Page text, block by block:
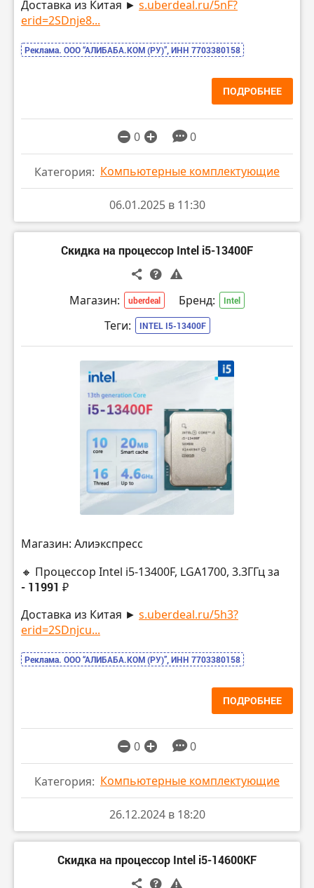
Доставка из Китая ► s.uberdeal.ru/5nF?
erid=2SDnje8...
Реклама. ООО “АЛИБАБА.КОМ (РУ)”, ИНН 7703380158
ПОДРОБНЕЕ
0 0
Категория: Компьютерные комплектующие
06.01.2025 в 11:30
Скидка на процессор Intel i5-13400F
Магазин: uberdeal Бренд: Intel
Теги: INTEL I5-13400F
Магазин: Алиэкспресс
🔸 Процессор Intel i5-13400F, LGA1700, 3.3ГГц за
- 11991 ₽
Доставка из Китая ► s.uberdeal.ru/5h3?
erid=2SDnjcu...
Реклама. ООО “АЛИБАБА.КОМ (РУ)”, ИНН 7703380158
ПОДРОБНЕЕ
0 0
Категория: Компьютерные комплектующие
26.12.2024 в 18:20
Скидка на процессор Intel i5-14600KF